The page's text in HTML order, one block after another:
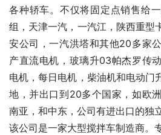
各种轿车。不仅将固定点销售给
组，天津一汽，一汽江，陕西重型
安公司，一汽洪塔和其他20多家
产直流电机，玻璃升03帕杰罗传
电机，每日电机，柴油机和电动门
地，并出口到20多个国家，如欧
南亚，和中东，公司有进出口的独
该公司是一家大型搅拌车制造商。